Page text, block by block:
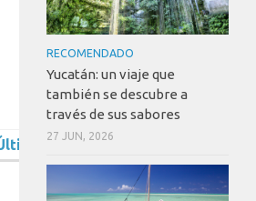
RECOMENDADO
Yucatán: un viaje que
también se descubre a
través de sus sabores
27 JUN, 2026